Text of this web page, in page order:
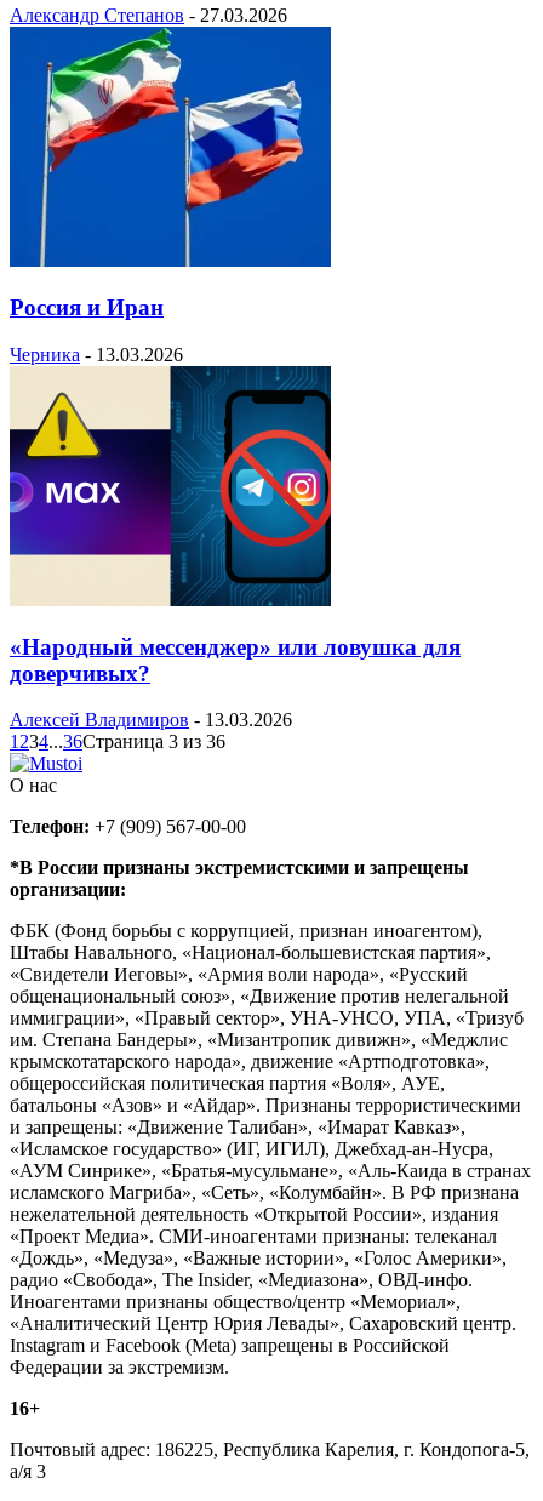
Александр Степанов - 27.03.2026
Россия и Иран
Черника - 13.03.2026
«Народный мессенджер» или ловушка для
доверчивых?
Алексей Владимиров - 13.03.2026
1 234...36Страница 3 из 36
О нас
Телефон: +7 (909) 567-00-00
*В России признаны экстремистскими и запрещены
организации:
ФБК (Фонд борьбы с коррупцией, признан иноагентом),
Штабы Навального, «Национал-большевистская партия»,
«Свидетели Иеговы», «Армия воли народа», «Русский
общенациональный союз», «Движение против нелегальной
иммиграции», «Правый сектор», УНА-УНСО, УПА, «Тризуб
им. Степана Бандеры», «Мизантропик дивижн», «Меджлис
крымскотатарского народа», движение «Артподготовка»,
общероссийская политическая партия «Воля», АУЕ,
батальоны «Азов» и «Айдар». Признаны террористическими
и запрещены: «Движение Талибан», «Имарат Кавказ»,
«Исламское государство» (ИГ, ИГИЛ), Джебхад-ан-Нусра,
«АУМ Синрике», «Братья-мусульмане», «Аль-Каида в странах
исламского Магриба», «Сеть», «Колумбайн». В РФ признана
нежелательной деятельность «Открытой России», издания
«Проект Медиа». СМИ-иноагентами признаны: телеканал
«Дождь», «Медуза», «Важные истории», «Голос Америки»,
радио «Свобода», The Insider, «Медиазона», ОВД-инфо.
Иноагентами признаны общество/центр «Мемориал»,
«Аналитический Центр Юрия Левады», Сахаровский центр.
Instagram и Facebook (Metа) запрещены в Российской
Федерации за экстремизм.
16+
Почтовый адрес: 186225, Республика Карелия, г. Кондопога-5,
а/я 3